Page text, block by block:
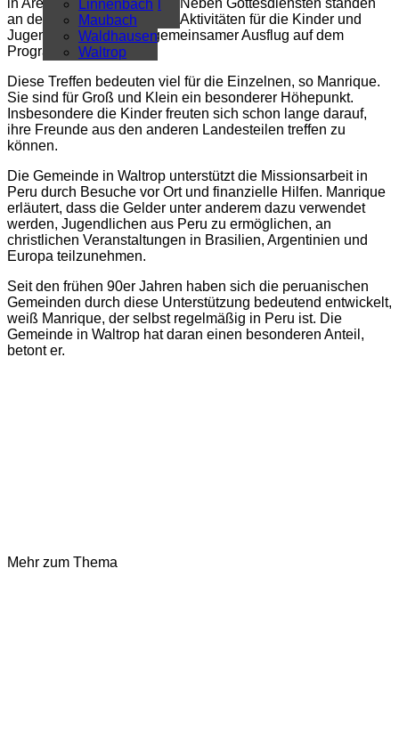
Überregional
Alle Artikel
Linnenbach
Maubach
Waldhausen
Waltrop
an dem Wochenende auch Aktivitäten für die Kinder und
Jugendliche sowie ein gemeinsamer Ausflug auf dem
Programm.
Diese Treffen bedeuten viel für die Einzelnen, so Manrique.
Sie sind für Groß und Klein ein besonderer Höhepunkt.
Insbesondere die Kinder freuten sich schon lange darauf,
ihre Freunde aus den anderen Landesteilen treffen zu
können.
Die Gemeinde in Waltrop unterstützt die Missionsarbeit in
Peru durch Besuche vor Ort und finanzielle Hilfen. Manrique
erläutert, dass die Gelder unter anderem dazu verwendet
werden, Jugendlichen aus Peru zu ermöglichen, an
christlichen Veranstaltungen in Brasilien, Argentinien und
Europa teilzunehmen.
Seit den frühen 90er Jahren haben sich die peruanischen
Gemeinden durch diese Unterstützung bedeutend entwickelt,
weiß Manrique, der selbst regelmäßig in Peru ist. Die
Gemeinde in Waltrop hat daran einen besonderen Anteil,
betont er.
Mehr zum Thema